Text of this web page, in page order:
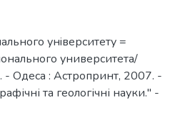
унiверситету =
университета/
- Одеса : Астропринт, 2007. -
та геологічні науки." -